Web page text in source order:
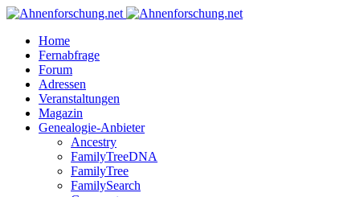
Home
Fernabfrage
Forum
Adressen
Veranstaltungen
Magazin
Genealogie-Anbieter
Ancestry
FamilyTreeDNA
FamilyTree
FamilySearch